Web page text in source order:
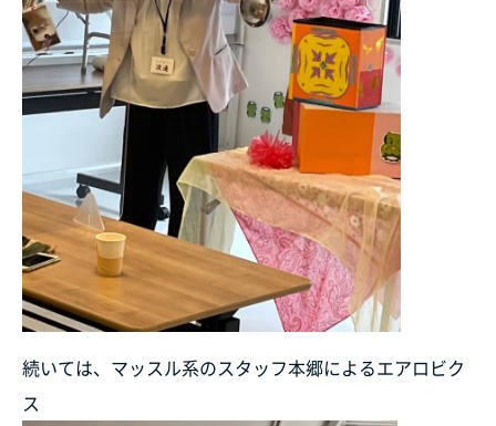
続いては、マッスル系のスタッフ本郷によるエアロビク
ス